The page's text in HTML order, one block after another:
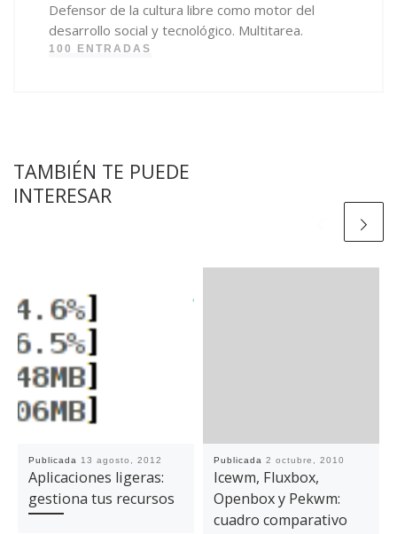
Defensor de la cultura libre como motor del
desarrollo social y tecnológico. Multitarea.
100 ENTRADAS
TAMBIÉN TE PUEDE
INTERESAR
Publicada 13 agosto, 2012
Aplicaciones ligeras:
gestiona tus recursos
Publicada 2 octubre, 2010
Icewm, Fluxbox,
Openbox y Pekwm:
cuadro comparativo